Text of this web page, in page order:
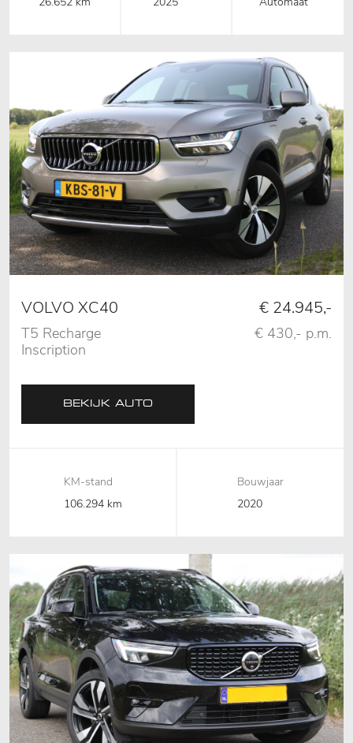
VOLVO XC40
T5 Recharge
Inscription
C,H&K,Leder
€ 24.945,-
€ 430,- p.m.
BEKIJK AUTO
KM-stand
106.294 km
Bouwjaar
2020